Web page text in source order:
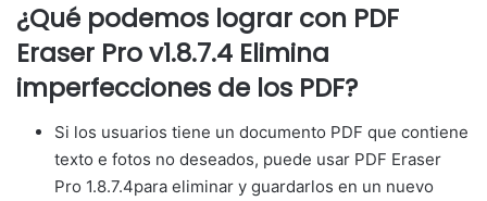
¿Qué podemos lograr con PDF
Eraser Pro v1.8.7.4 Elimina
imperfecciones de los PDF?
Si los usuarios tiene un documento PDF que contiene
texto e fotos no deseados, puede usar PDF Eraser
Pro 1.8.7.4para eliminar y guardarlos en un nuevo